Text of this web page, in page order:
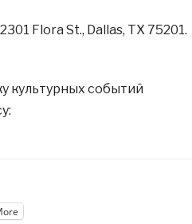
Flora St., Dallas, TX 75201.
культурных событий